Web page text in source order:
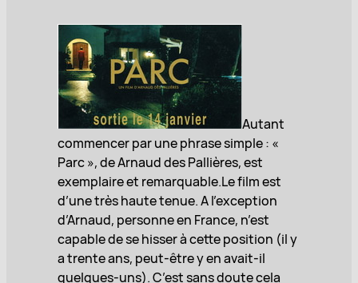
Autant
commencer par une phrase simple : «
Parc », de Arnaud des Pallières, est
exemplaire et remarquable.Le film est
d’une très haute tenue. A l’exception
d’Arnaud, personne en France, n’est
capable de se hisser à cette position (il y
a trente ans, peut-être y en avait-il
quelques-uns). C’est sans doute cela